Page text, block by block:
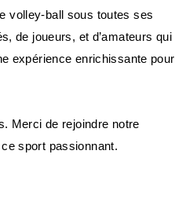
volley-ball sous toutes ses
de joueurs, et d’amateurs qui
expérience enrichissante pour
Merci de rejoindre notre
sport passionnant.